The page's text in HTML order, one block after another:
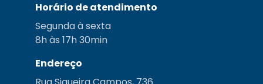
Horário de atendimento
Segunda à sexta
8h às 17h 30min
Endereço